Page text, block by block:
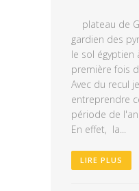
plateau de
gardien des
le sol
première fois
Avec du recul
entreprendre
période de
En effet, la...
LIRE PLUS